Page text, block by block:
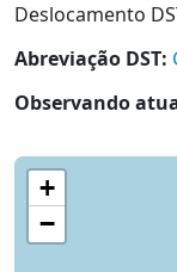
Deslocamento
Abreviação DST:
Observando
+
−